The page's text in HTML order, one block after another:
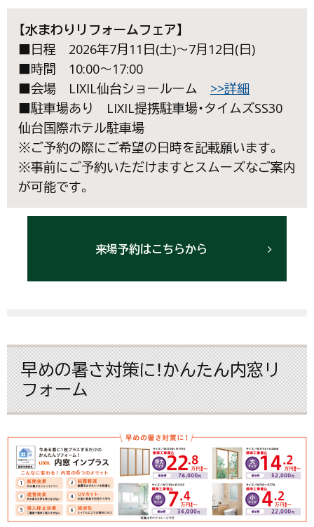
【水まわりリフォームフェア】
■日程 2026年7月11日(土)～7月12日(日)
■時間 10:00～17:00
■会場 LIXIL仙台ショールーム >>詳細
■駐車場あり LIXIL提携駐車場・タイムズSS30
仙台国際ホテル駐車場
※ご予約の際にご希望の日時を記載願います。
※事前にご予約いただけますとスムーズなご案内
が可能です。
来場予約はこちらから
早めの暑さ対策に！かんたん内窓リ
フォーム